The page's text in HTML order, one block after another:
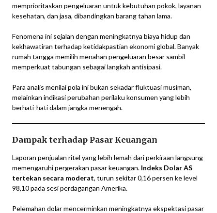
memprioritaskan pengeluaran untuk kebutuhan pokok, layanan
kesehatan, dan jasa, dibandingkan barang tahan lama.
Fenomena ini sejalan dengan meningkatnya biaya hidup dan
kekhawatiran terhadap ketidakpastian ekonomi global. Banyak
rumah tangga memilih menahan pengeluaran besar sambil
memperkuat tabungan sebagai langkah antisipasi.
Para analis menilai pola ini bukan sekadar fluktuasi musiman,
melainkan indikasi perubahan perilaku konsumen yang lebih
berhati-hati dalam jangka menengah.
Dampak terhadap Pasar Keuangan
Laporan penjualan ritel yang lebih lemah dari perkiraan langsung
memengaruhi pergerakan pasar keuangan. Indeks Dolar AS
tertekan secara moderat, turun sekitar 0,16 persen ke level
98,10 pada sesi perdagangan Amerika.
Pelemahan dolar mencerminkan meningkatnya ekspektasi pasar